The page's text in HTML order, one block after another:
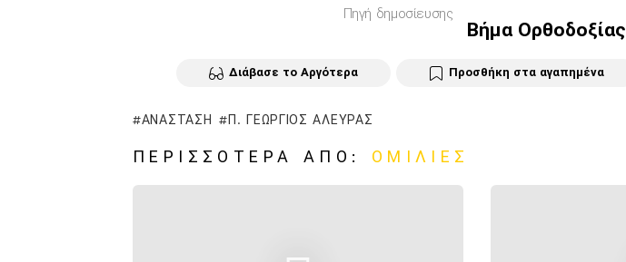
Πηγή δημοσίευσης
Βήμα Ορθοδοξίας
Διάβασε το Αργότερα Προσθήκη στα αγαπημένα
ΑΝΆΣΤΑΣΗ Π. ΓΕΏΡΓΙΟΣ ΑΛΕΥΡΆΣ
ΠΕΡΙΣΣΌΤΕΡΑ ΑΠΌ: ΟΜΙΛΊΕΣ